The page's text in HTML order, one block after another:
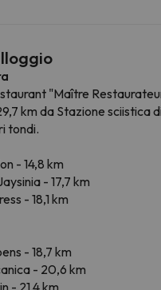
"Maître
km da Stazione sciistica
tondi.
- 14,8 km
- 17,7 km
- 18,1 km
- 18,7 km
- 20,6 km
- 21,4 km